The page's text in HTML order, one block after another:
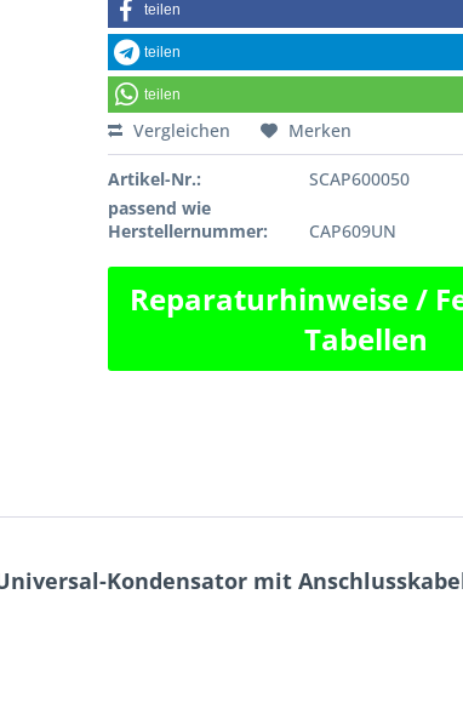
teilen
teilen
teilen
Vergleichen Merken
Artikel-Nr.:
SCAP600050
passend wie
Herstellernummer:
CAP609UN
Reparaturhinweise /
Tabellen
Kondensator mit